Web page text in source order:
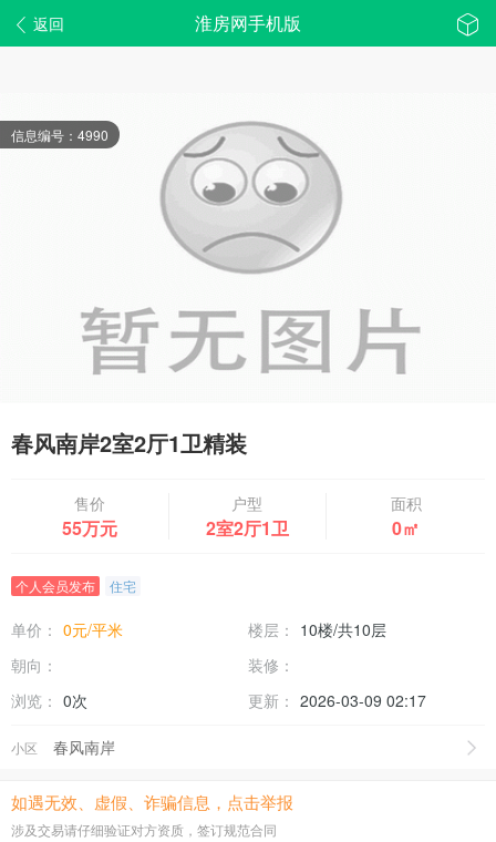
返回 淮房网手机版
信息编号：4990
春风南岸2室2厅1卫精装
售价
55万元
户型
2室2厅1卫
面积
0㎡
个人会员发布 住宅
单价： 0元/平米 楼层： 10楼/共10层
朝向：
装修：
浏览： 0次 更新： 2026-03-09 02:17
小区 春风南岸
如遇无效、虚假、诈骗信息，点击举报
涉及交易请仔细验证对方资质，签订规范合同